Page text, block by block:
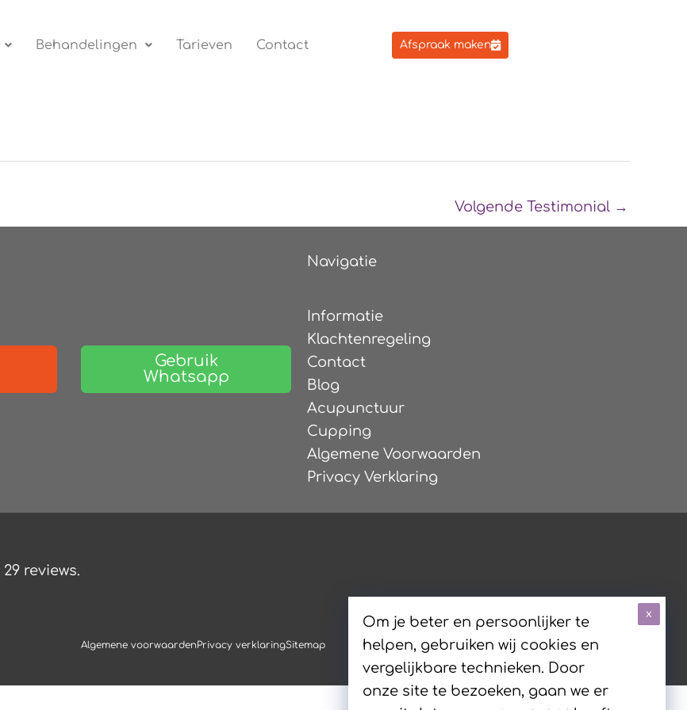
Behandelingen Tarieven Contact Afspraak maken
Volgende Testimonial →
Gebruik
Whatsapp
Navigatie
Informatie
Klachtenregeling
Contact
Blog
Acupunctuur
Cupping
Algemene Voorwaarden
Privacy Verklaring
29 reviews.
Algemene voorwaardenPrivacy verklaringSitemap
x
Om je beter en persoonlijker te
helpen, gebruiken wij cookies en
vergelijkbare technieken. Door
onze site te bezoeken, gaan we er